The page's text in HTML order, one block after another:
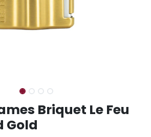
Briquet Le Feu
Gold